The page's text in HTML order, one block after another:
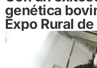
genética
Expo Rural